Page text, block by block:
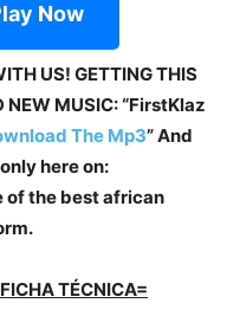
Now
US! GETTING THIS
NEW MUSIC: “FirstKlaz
The Mp3” And
here on:
of the best african
TÉCNICA=